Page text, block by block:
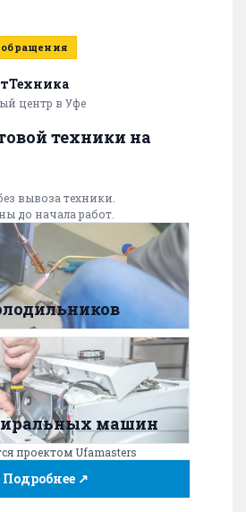
центр в Уфе
техники на
вывоза техники.
до начала работ.
машин
проектом Ufamasters
Подробнее ↗